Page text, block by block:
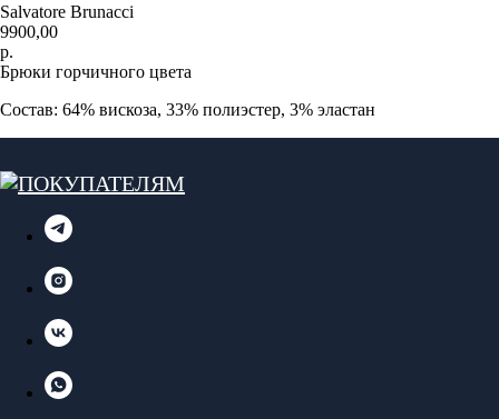
Salvatore Brunacci
9900,00
р.
Брюки горчичного цвета
Состав: 64% вискоза, 33% полиэстер, 3% эластан